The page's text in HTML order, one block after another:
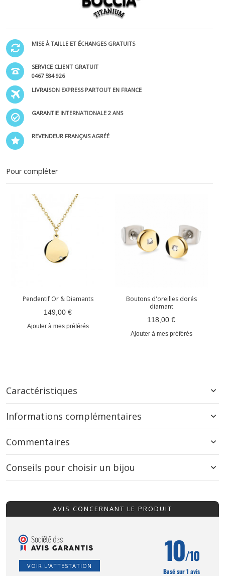
MISE À TAILLE ET ÉCHANGES GRATUITS
SERVICE CLIENT GRATUIT
0467 584 926
LIVRAISON EXPRESS PARTOUT EN FRANCE
GARANTIE INTERNATIONALE 2 ANS
REVENDEUR FRANÇAIS AGRÉÉ
Pour compléter
Pendentif Or & Diamants
149,00 €
Ajouter à mes préférés
Boutons d'oreilles dorés
diamant
118,00 €
Ajouter à mes préférés
Caractéristiques
Informations complémentaires
Commentaires
Conseils pour choisir un bijou
AVIS CONCERNANT LE PRODUIT
VOIR L'ATTESTATION 10/10
Basé sur 1 avis